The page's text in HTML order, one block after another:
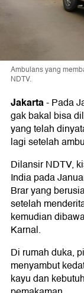
Ambulans yang
NDTV.
Jakarta-Pada
gak bakal bisa
yang telah
lagi setelah
Dilansir NDTV,
India pada
Brar yang
setelah
kemudian
Karnal.
Di rumah duka,
menyambut
kayu dan